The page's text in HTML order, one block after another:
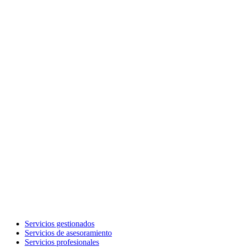
Servicios gestionados
Servicios de asesoramiento
Servicios profesionales